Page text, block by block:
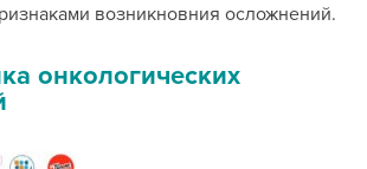
возникновния осложнений.
онкологических